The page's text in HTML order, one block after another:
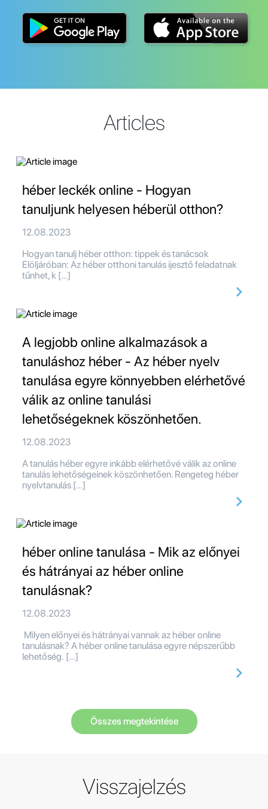
Articles
héber leckék online - Hogyan
tanuljunk helyesen héberül otthon?
12.08.2023
Hogyan tanulj héber otthon: tippek és tanácsok
Elöljáróban: Az héber otthoni tanulás ijesztő feladatnak
tűnhet, k […]
A legjobb online alkalmazások a
tanuláshoz héber - Az héber nyelv
tanulása egyre könnyebben elérhetővé
válik az online tanulási
lehetőségeknek köszönhetően.
12.08.2023
A tanulás héber egyre inkább elérhetővé válik az online
tanulás lehetőségeinek köszönhetően. Rengeteg héber
nyelvtanulás […]
héber online tanulása - Mik az előnyei
és hátrányai az héber online
tanulásnak?
12.08.2023
Milyen előnyei és hátrányai vannak az héber online
tanulásnak? A héber online tanulása egyre népszerűbb
lehetőség. […]
Összes megtekintése
Visszajelzés